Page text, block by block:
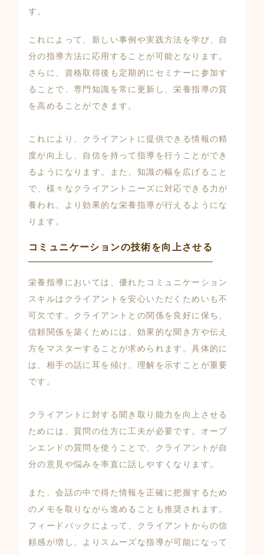
す。
これによって、新しい事例や実践方法を学び、自
分の指導方法に応用することが可能となります。
さらに、資格取得後も定期的にセミナーに参加す
ることで、専門知識を常に更新し、栄養指導の質
を高めることができます。
これにより、クライアントに提供できる情報の精
度が向上し、自信を持って指導を行うことができ
るようになります。また、知識の幅を広げること
で、様々なクライアントニーズに対応できる力が
養われ、より効果的な栄養指導が行えるようにな
ります。
コミュニケーションの技術を向上させる
栄養指導においては、優れたコミュニケーション
スキルはクライアントを安心いただくためいも不
可欠です。クライアントとの関係を良好に保ち、
信頼関係を築くためには、効果的な聞き方や伝え
方をマスターすることが求められます。具体的に
は、相手の話に耳を傾け、理解を示すことが重要
です。
クライアントに対する聞き取り能力を向上させる
ためには、質問の仕方に工夫が必要です。オープ
ンエンドの質問を使うことで、クライアントが自
分の意見や悩みを率直に話しやすくなります。
また、会話の中で得た情報を正確に把握するため
のメモを取りながら進めることも推奨されます。
フィードバックによって、クライアントからの信
頼感が増し、よりスムーズな指導が可能になって